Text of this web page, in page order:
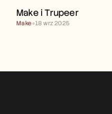
Make i Trupeer
Make●18 wrz 2025